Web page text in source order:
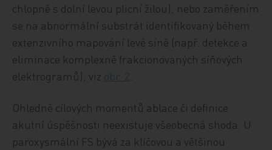
chlopně s dolní levou plicní žilou), nebo zaměřením
se na abnormální substrát identifikovaný během
extenzivního mapování levé síně (např. detekce a
eliminace komplexně frakcionovaných síňových
elektrogramů), viz
Ohledně cílových momentů ablace či definice
akutní úspěšnosti neexistuje všeobecná shoda. U
paroxysmální FS bývá za klíčovou a většinou